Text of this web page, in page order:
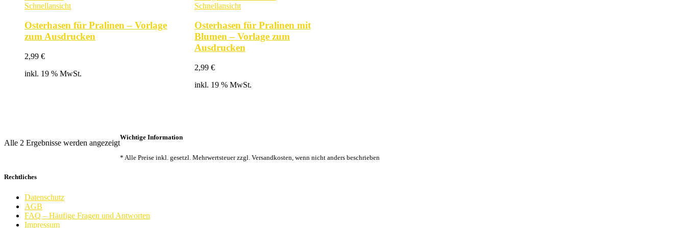
Schnellansicht
Osterhasen für Pralinen – Vorlage
zum Ausdrucken
2,99 €
inkl. 19 % MwSt.
Schnellansicht
Osterhasen für Pralinen mit
Blumen – Vorlage zum
Ausdrucken
2,99 €
inkl. 19 % MwSt.
Alle 2 Ergebnisse werden angezeigtNach
sortiert
Wichtige Information
* Alle Preise inkl. gesetzl. Mehrwertsteuer zzgl. Versandkosten, wenn nicht anders beschrieben
Rechtliches
Datenschutz
AGB
FAQ – Häufige Fragen und Antworten
Impressum